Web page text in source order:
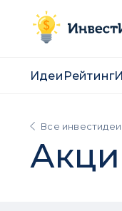
Идеи Рейтинг
Все инвестидеи